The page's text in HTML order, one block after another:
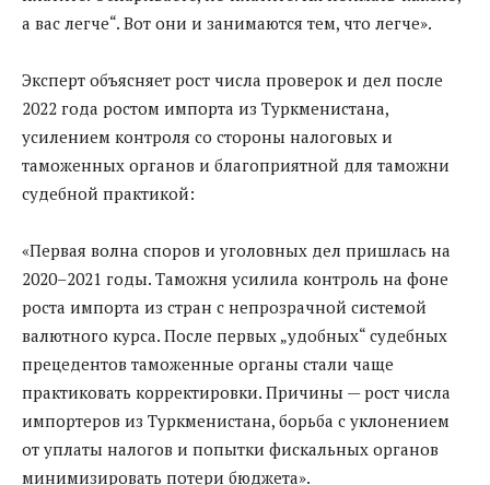
а вас легче“. Вот они и занимаются тем, что легче».
Эксперт объясняет рост числа проверок и дел после
2022 года ростом импорта из Туркменистана,
усилением контроля со стороны налоговых и
таможенных органов и благоприятной для таможни
судебной практикой:
«Первая волна споров и уголовных дел пришлась на
2020–2021 годы. Таможня усилила контроль на фоне
роста импорта из стран с непрозрачной системой
валютного курса. После первых „удобных“ судебных
прецедентов таможенные органы стали чаще
практиковать корректировки. Причины — рост числа
импортеров из Туркменистана, борьба с уклонением
от уплаты налогов и попытки фискальных органов
минимизировать потери бюджета».